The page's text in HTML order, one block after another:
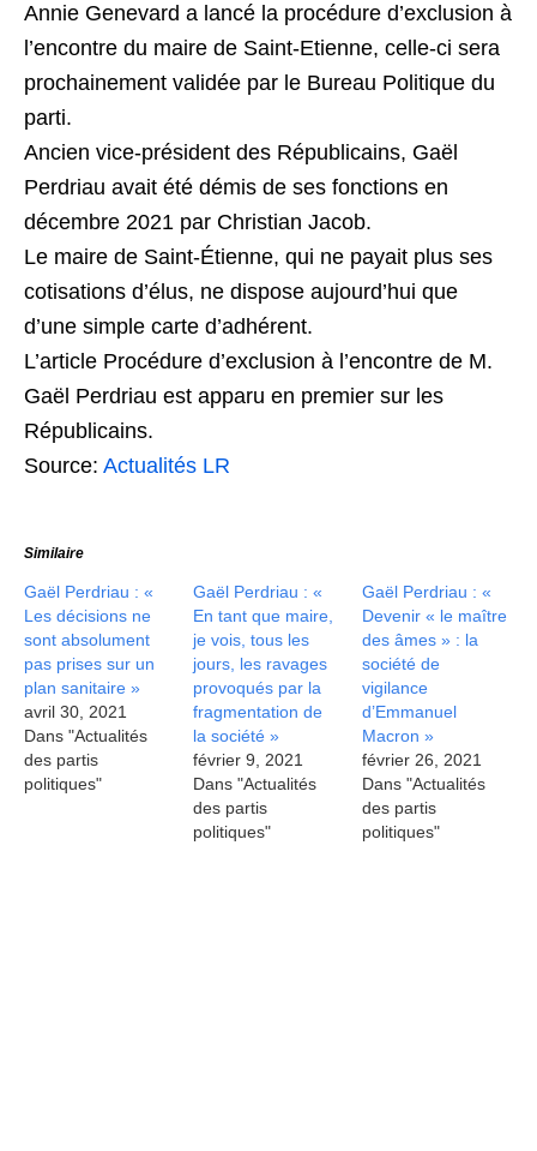
Annie Genevard a lancé la procédure d’exclusion à
l’encontre du maire de Saint-Etienne, celle-ci sera
prochainement validée par le Bureau Politique du
parti.
Ancien vice-président des Républicains, Gaël
Perdriau avait été démis de ses fonctions en
décembre 2021 par Christian Jacob.
Le maire de Saint-Étienne, qui ne payait plus ses
cotisations d’élus, ne dispose aujourd’hui que
d’une simple carte d’adhérent.
L’article Procédure d’exclusion à l’encontre de M.
Gaël Perdriau est apparu en premier sur les
Républicains.
Source: Actualités LR
Similaire
Gaël Perdriau : «
Les décisions ne
sont absolument
pas prises sur un
plan sanitaire »
avril 30, 2021
Dans "Actualités
des partis
politiques"
Gaël Perdriau : «
En tant que maire,
je vois, tous les
jours, les ravages
provoqués par la
fragmentation de
la société »
février 9, 2021
Dans "Actualités
des partis
politiques"
Gaël Perdriau : «
Devenir « le maître
des âmes » : la
société de
vigilance
d’Emmanuel
Macron »
février 26, 2021
Dans "Actualités
des partis
politiques"